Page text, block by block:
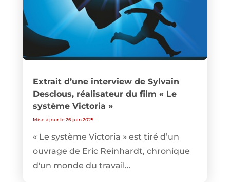
Extrait d’une interview de Sylvain
Desclous, réalisateur du film « Le
système Victoria »
Mise à jour le 26 juin 2025
« Le système Victoria » est tiré d’un
ouvrage de Eric Reinhardt, chronique
d'un monde du travail...